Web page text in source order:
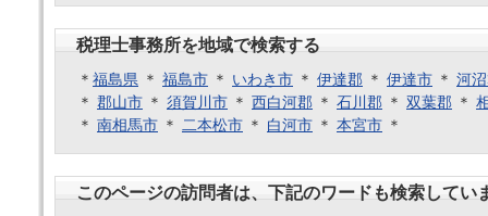
税理士事務所を地域で検索する
＊ 福島県 ＊ 福島市 ＊ いわき市 ＊ 伊達郡 ＊ 伊達市 ＊ 河
＊ 郡山市 ＊ 須賀川市 ＊ 西白河郡 ＊ 石川郡 ＊ 双葉郡 ＊
＊ 南相馬市 ＊ 二本松市 ＊ 白河市 ＊ 本宮市 ＊
このページの訪問者は、下記のワードも検索してい